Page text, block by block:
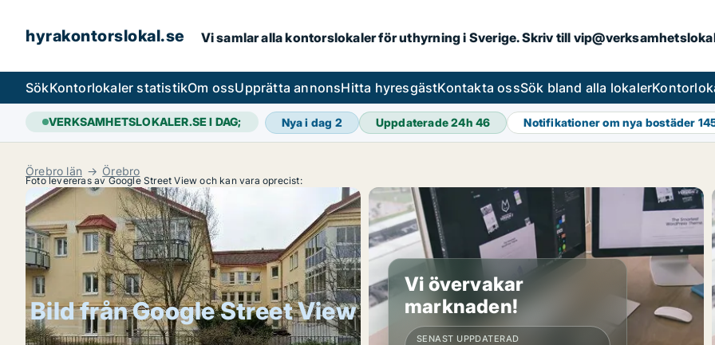
hyrakontorslokal.se Vi samlar alla kontorslokaler för uthyrning i Sverige. Skriv till
SökKontorlokaler statistikOm ossUpprätta annonsHitta hyresgästKontakta ossSök bland alla lokaler
VERKSAMHETSLOKALER.SE I DAG; Nya i dag 2 Uppdaterade 24h46 Notifikationer om nya bostäder
Örebro län Örebro
Foto levereras av Google Street View och kan vara oprecist:
Bild från Google Street View
Vi övervakar
marknaden!
SENAST UPPDATERAD